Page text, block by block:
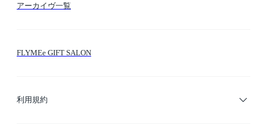
アーカイヴ一覧
FLYMEe GIFT SALON
利用規約